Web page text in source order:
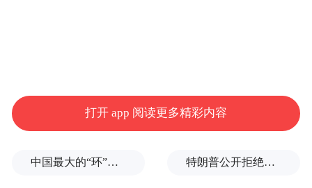
嘉宾分别发表主题报告。
覆盖客车、货车全系商用车，中国已经成为
打开 app 阅读更多精彩内容
中国最大的“环”，要来了 特朗普公开拒绝泽连斯基！